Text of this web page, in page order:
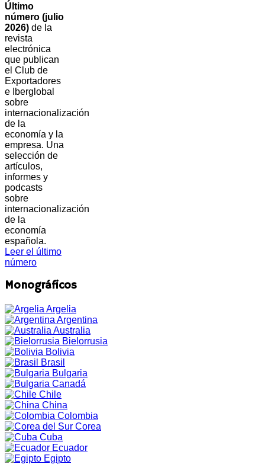
Último
número (julio
2026) de la
revista
electrónica
que publican
el Club de
Exportadores
e Iberglobal
sobre
internacionalización
de la
economía y la
empresa. Una
selección de
artículos,
informes y
podcasts
sobre
internacionalización
de la
economía
española.
Leer el último
número
Monográficos
Argelia
Argentina
Australia
Bielorrusia
Bolivia
Brasil
Bulgaria
Canadá
Chile
China
Colombia
Corea
Cuba
Ecuador
Egipto